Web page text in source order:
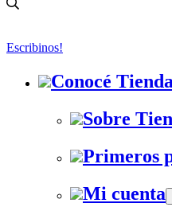
Escribinos!
Conocé
Sobre
Primeros
Mi cuenta